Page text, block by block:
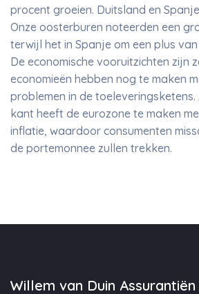
procent groeien. Duitsland en
Onze oosterburen noteerden een
terwijl het in Spanje om een plus
De economische vooruitzichten zijn
economieën hebben nog te maken
problemen in de
kant heeft de eurozone te maken
inflatie, waardoor consumenten
de portemonnee zullen trekken.
Willem van Duin Assurantiën